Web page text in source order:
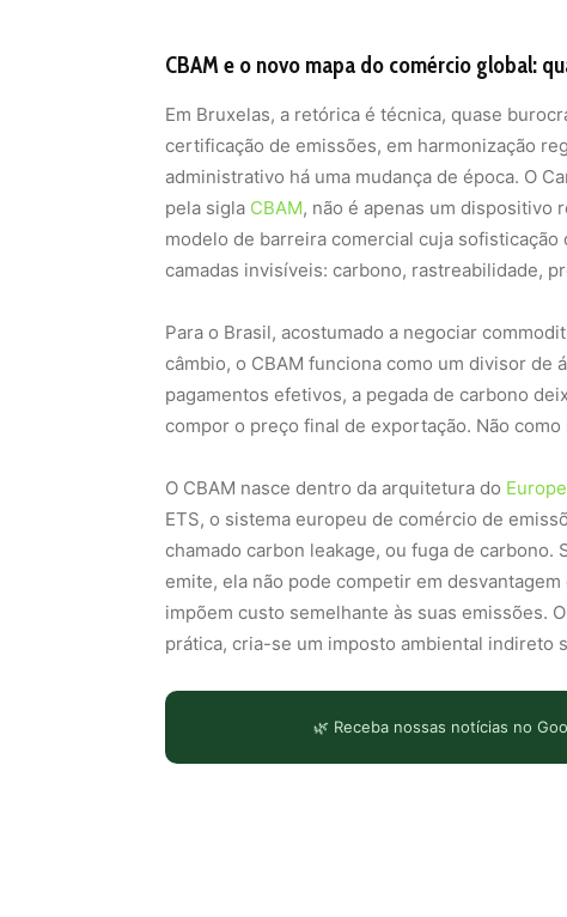
CBAM e o novo mapa do comércio global:
Em Bruxelas, a retórica é técnica, quase
certificação de emissões, em harmonização
administrativo há uma mudança de época. O
pela sigla CBAM, não é apenas um dispositivo
modelo de barreira comercial cuja
camadas invisíveis: carbono, rastreabilidade,
Para o Brasil, acostumado a negociar
câmbio, o CBAM funciona como um divisor de
pagamentos efetivos, a pegada de carbono
compor o preço final de exportação. Não
O CBAM nasce dentro da arquitetura do
ETS, o sistema europeu de comércio de
chamado carbon leakage, ou fuga de
emite, ela não pode competir em
impõem custo semelhante às suas emissões.
prática, cria-se um imposto ambiental indireto
🌿 Receba nossas notícias no